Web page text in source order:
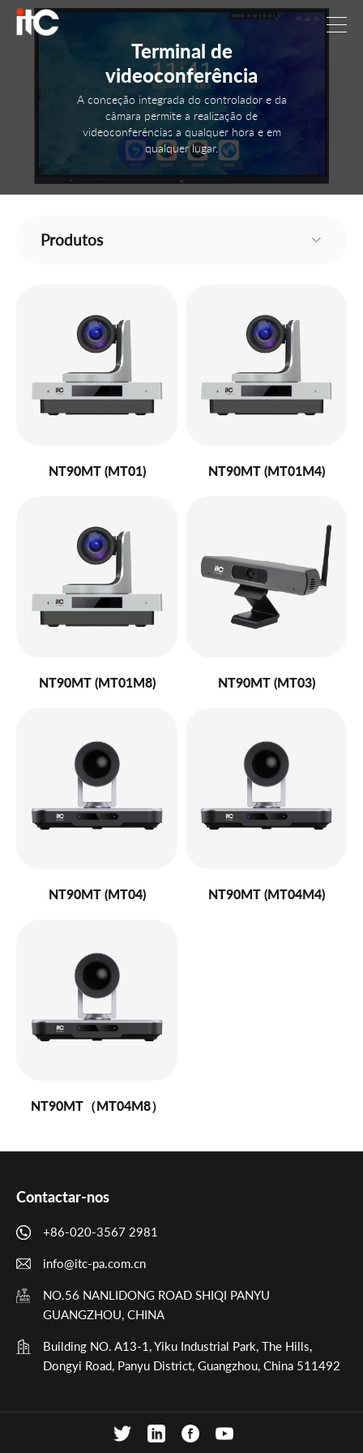
Terminal de
videoconferência
A conceção integrada do controlador e da
câmara permite a realização de
videoconferências a qualquer hora e em
qualquer lugar.
Produtos
NT90MT (MT01) NT90MT (MT01M4)
NT90MT (MT01M8) NT90MT (MT03)
NT90MT (MT04) NT90MT (MT04M4)
NT90MT（MT04M8）
Contactar-nos
+86-020-3567 2981
info@itc-pa.com.cn
NO.56 NANLIDONG ROAD SHIQI PANYU
GUANGZHOU, CHINA
Building NO. A13-1, Yiku Industrial Park, The Hills,
Dongyi Road, Panyu District, Guangzhou, China 511492